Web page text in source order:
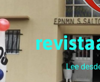
Lee